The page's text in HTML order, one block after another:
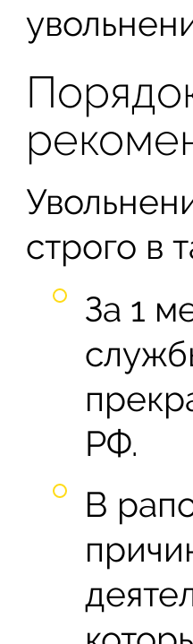
строго в
За 1
РФ.
В